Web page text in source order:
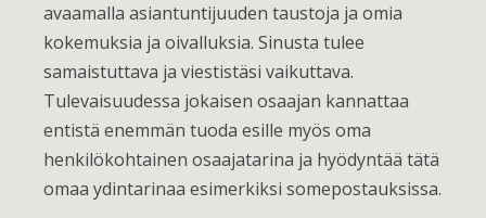
avaamalla asiantuntijuuden taustoja ja omia
kokemuksia ja oivalluksia. Sinusta tulee
samaistuttava ja viestistäsi vaikuttava.
Tulevaisuudessa jokaisen osaajan kannattaa
entistä enemmän tuoda esille myös oma
henkilökohtainen osaajatarina ja hyödyntää tätä
omaa ydintarinaa esimerkiksi somepostauksissa.